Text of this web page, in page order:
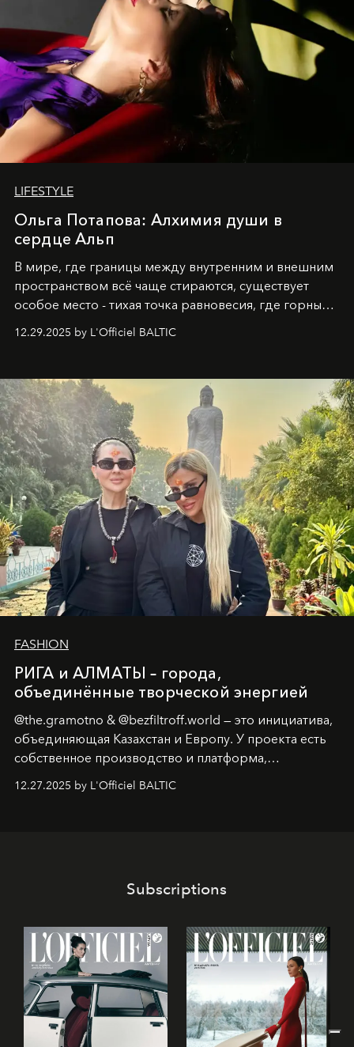
LIFESTYLE
Ольга Потапова: Алхимия души в
сердце Альп
В мире, где границы между внутренним и внешним
пространством всё чаще стираются, существует
особое место - тихая точка равновесия, где горные
глубинами человеческой души. Здесь, на стыке
Ольга Потапова - женщина, чей путь от поиска
истины превратился в искусство превращения
человеческих кризисов в возможности для
возрождения.
12.29.2025 by L'Officiel BALTIC
FASHION
РИГА и АЛМАТЫ – города,
объединённые творческой энергией
@the.gramotno & @bezfiltroff.world — это инициатива,
объединяющая Казахстан и Европу. У проекта есть
собственное производство и платформа,
решения для дизайнеров и молодых брендов.
12.27.2025 by L'Officiel BALTIC
Subscriptions